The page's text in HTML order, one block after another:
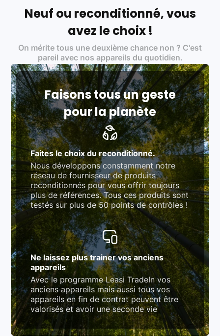
Labels environnementaux & qualité de nos partenaires
traitement des déchets électroniques (DEEE)
Produits testés et vérifiés selon des standards
rigoureux (80 à 100 points de contrôle en
fonction des produits)
Respect des normes RAEE, RoHS, et du
référentiel QualiRepar (bonus réparation)
Neuf ou reconditionné, vous
avez le choix !
On mérite tous une deuxième chance non ? C'est
pareil avec nos appareils du quotidien.
Faisons tous un geste
pour la planète
Faites le choix du reconditionné.
Nous développons constamment notre
réseau de fournisseur de produits
reconditionnés pour vous offrir toujours
plus de références. Tous ces produits sont
testés sur plus de 50 points de contrôles !
Ne laissez plus trainer vos anciens
appareils
Avec le programme Leasi TradeIn vos
anciens appareils mais aussi tous vos
appareils en fin de contrat peuvent être
valorisés et avoir une seconde vie